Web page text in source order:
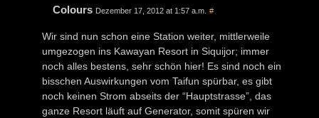
Colours Dezember 17, 2012 at 1:57 a.m. #
Wir sind nun schon eine Station weiter, mittlerweile
umgezogen ins Kawayan Resort in Siquijor; immer
noch alles bestens, sehr schön hier! Es sind noch ein
bisschen Auswirkungen vom Taifun spürbar, es gibt
noch keinen Strom abseits der “Hauptstrasse”, das
ganze Resort läuft auf Generator, somit spüren wir